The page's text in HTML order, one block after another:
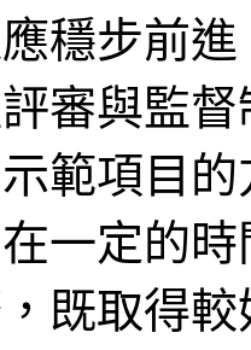
穩步前
審與監
範項目
一定的
既取得